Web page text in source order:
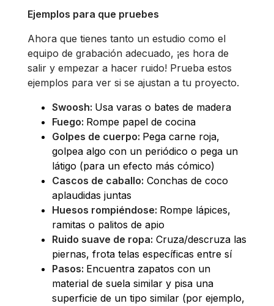
Ejemplos para que pruebes
Ahora que tienes tanto un estudio como el
equipo de grabación adecuado, ¡es hora de
salir y empezar a hacer ruido! Prueba estos
ejemplos para ver si se ajustan a tu proyecto.
Swoosh: Usa varas o bates de madera
Fuego: Rompe papel de cocina
Golpes de cuerpo: Pega carne roja,
golpea algo con un periódico o pega un
látigo (para un efecto más cómico)
Cascos de caballo: Conchas de coco
aplaudidas juntas
Huesos rompiéndose: Rompe lápices,
ramitas o palitos de apio
Ruido suave de ropa: Cruza/descruza las
piernas, frota telas específicas entre sí
Pasos: Encuentra zapatos con un
material de suela similar y pisa una
superficie de un tipo similar (por ejemplo,